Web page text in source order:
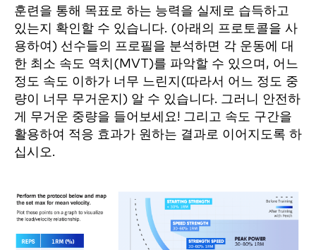
훈련을 통해 목표로 하는 능력을 실제로 습득하고
있는지 확인할 수 있습니다. (아래의 프로토콜을 사
용하여) 선수들의 프로필을 분석하면 각 운동에 대
한 최소 속도 역치(MVT)를 파악할 수 있으며, 어느
정도 속도 이하가 너무 느린지(따라서 어느 정도 중
량이 너무 무거운지) 알 수 있습니다. 그러니 안전하
게 무거운 중량을 들어보세요! 그리고 속도 구간을
활용하여 적응 효과가 원하는 결과로 이어지도록 하
십시오.